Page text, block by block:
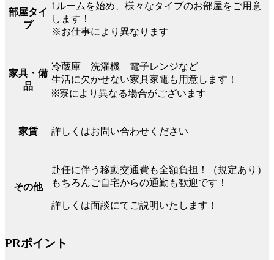
部屋タイ
プ
1ルームを始め、様々なタイプのお部屋をご用意
します！
※お仕事により異なります
家具・備
品
冷蔵庫 洗濯機 電子レンジなど
生活に欠かせない家具家電も用意します！
※寮により異なる場合がございます
家賃 詳しくはお問い合わせください
その他
赴任に伴う移動交通費も全額負担！（規定あり）
もちろんご自宅からの通勤も歓迎です！
詳しくは面談にてご説明いたします！
PRポイント